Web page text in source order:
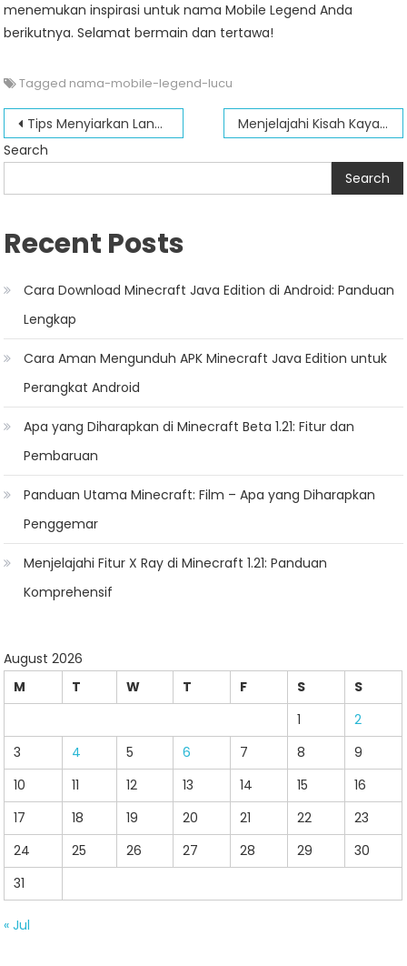
menemukan inspirasi untuk nama Mobile Legend Anda
berikutnya. Selamat bermain dan tertawa!
Tagged nama-mobile-legend-lucu
Post
navigation
Tips Menyiarkan Langsung Mobile Legends di Facebook untuk Pemain Pemula
Menjelajahi Kisah Kaya Di Balik Mobile Legends Heroes Names
Search
Search
Recent Posts
Cara Download Minecraft Java Edition di Android: Panduan
Lengkap
Cara Aman Mengunduh APK Minecraft Java Edition untuk
Perangkat Android
Apa yang Diharapkan di Minecraft Beta 1.21: Fitur dan
Pembaruan
Panduan Utama Minecraft: Film – Apa yang Diharapkan
Penggemar
Menjelajahi Fitur X Ray di Minecraft 1.21: Panduan
Komprehensif
August 2026
M
T W T F S
S
1
2
3
4 5 6 7 8
9
10
11 12 13 14 15
16
17
18 19 20 21 22
23
24
25 26 27 28 29
30
31
« Jul